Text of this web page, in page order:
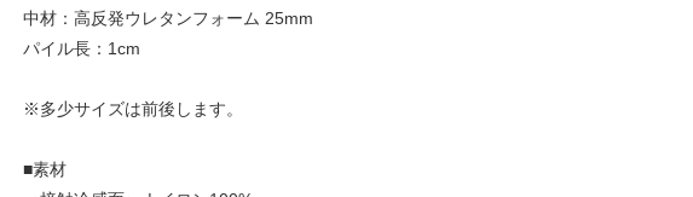
中材：高反発ウレタンフォーム 25mm
パイル長：1cm
※多少サイズは前後します。
■素材